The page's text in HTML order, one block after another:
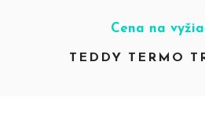
Cena na
TEDDY TERMO